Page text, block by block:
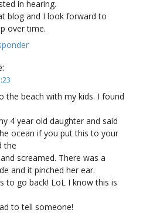
in hearing.
blog and I look forward to
over time.
the beach with my kids. I found
4 year old daughter and said
ocean if you put this to your
the
screamed. There was a
and it pinched her ear.
to go back! LoL I know this is
to tell someone!